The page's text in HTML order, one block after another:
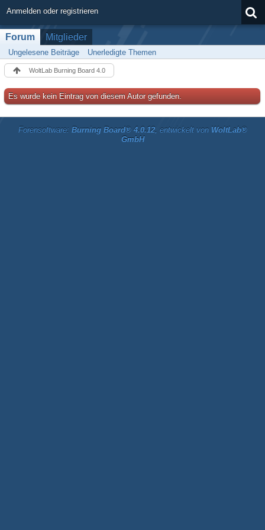
Anmelden oder registrieren
Forum Mitglieder
Ungelesene Beiträge Unerledigte Themen
WoltLab Burning Board 4.0
Es wurde kein Eintrag von diesem Autor gefunden.
Forensoftware: Burning Board® 4.0.12, entwickelt von WoltLab®
GmbH